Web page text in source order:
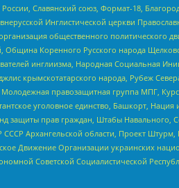
Славянский союз, Формат-18,
Инглистической церкви
общественного политического
Коренного Русского народа
инглиизма, Народная Социальная
крымскотатарского народа, Рубеж
правозащитная группа МПГ,
уголовное единство, Башкорт,
прав граждан, Штабы Навального,
Архангельской области, Проект
Движение Организации украинских
Советской Социалистической